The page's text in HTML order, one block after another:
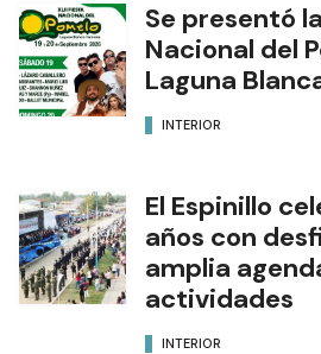
Se presentó
Nacional del
Laguna
INTERIOR
El Espinillo
años con
amplia
actividades
INTERIOR